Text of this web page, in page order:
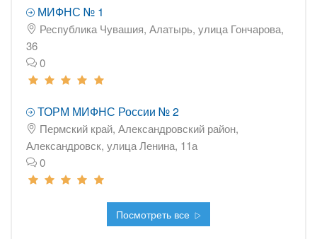
МИФНС № 1
Республика Чувашия, Алатырь, улица Гончарова,
36
0
ТОРМ МИФНС России № 2
Пермский край, Александровский район,
Александровск, улица Ленина, 11а
0
Посмотреть все